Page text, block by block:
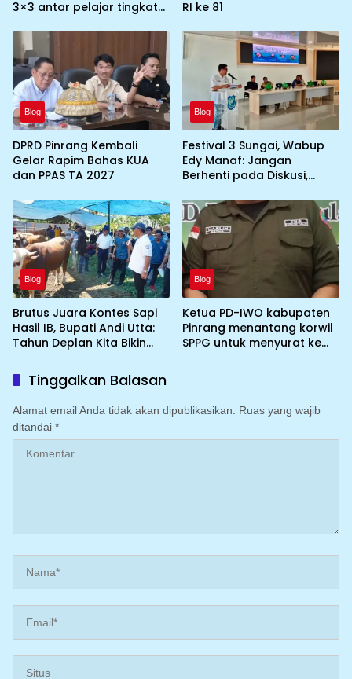
3×3 antar pelajar tingkat
resmi
RI ke 81
Blog
DPRD Pinrang Kembali
Gelar Rapim Bahas KUA
dan PPAS TA 2027
Blog
Festival 3 Sungai, Wabup
Edy Manaf: Jangan
Berhenti pada Diskusi,
Blog
Brutus Juara Kontes Sapi
Hasil IB, Bupati Andi Utta:
Tahun Deplan Kita Bikin
Blog
Ketua PD-IWO kabupaten
Pinrang menantang korwil
SPPG untuk menyurat ke
persyaratan teknis
Tinggalkan Balasan
Alamat email Anda tidak akan dipublikasikan. Ruas yang wajib
ditandai *